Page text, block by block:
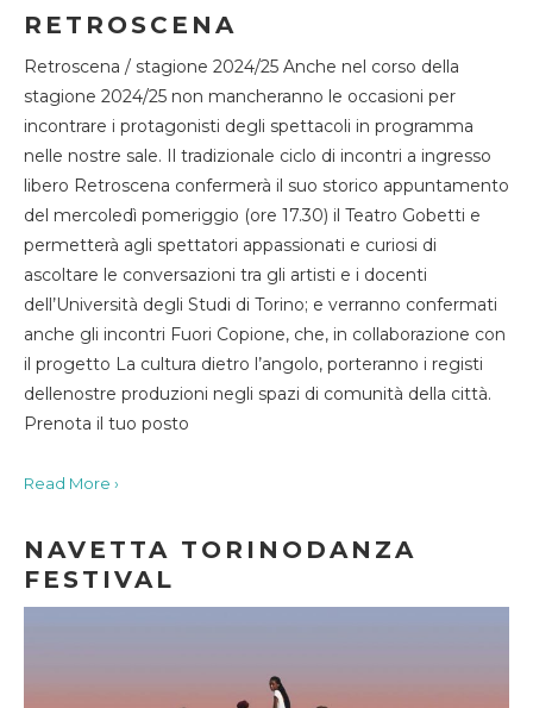
RETROSCENA
Retroscena / stagione 2024/25 Anche nel corso della
stagione 2024/25 non mancheranno le occasioni per
incontrare i protagonisti degli spettacoli in programma
nelle nostre sale. Il tradizionale ciclo di incontri a ingresso
libero Retroscena confermerà il suo storico appuntamento
del mercoledì pomeriggio (ore 17.30) il Teatro Gobetti e
permetterà agli spettatori appassionati e curiosi di
ascoltare le conversazioni tra gli artisti e i docenti
dell’Università degli Studi di Torino; e verranno confermati
anche gli incontri Fuori Copione, che, in collaborazione con
il progetto La cultura dietro l’angolo, porteranno i registi
dellenostre produzioni negli spazi di comunità della città.
Prenota il tuo posto
Read More ›
NAVETTA TORINODANZA
FESTIVAL